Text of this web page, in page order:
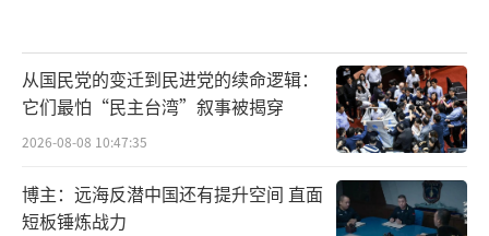
从国民党的变迁到民进党的续命逻辑：
它们最怕“民主台湾”叙事被揭穿
2026-08-08 10:47:35
博主：远海反潜中国还有提升空间 直面
短板锤炼战力